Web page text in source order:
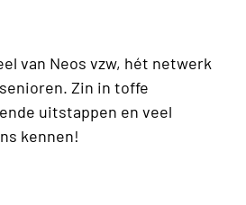
van Neos vzw, hét netwerk
Zin in toffe
uitstappen en veel
kennen!